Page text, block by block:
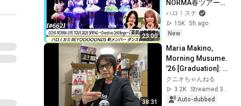
23:00
NORMA春ツアー
「素肌は熱帯夜」
LIVE
BEYOOOOONDS新
スン MC 村田結生＆
江口紗耶
ハロ！ステ
15K 5h ago
New
38:31
Maria Makino,
Morning Musume.
'26 [Graduation]:
Counterarguments
to Public Opinion
[Emergency Fea...
クニオちゃんねる
3.2K
Streamed 3mo ago
Auto-dubbed